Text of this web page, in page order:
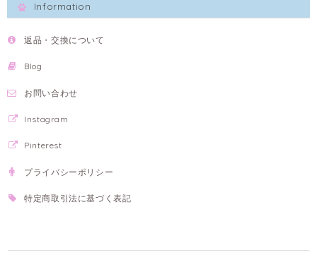
Information
返品・交換について
Blog
お問い合わせ
Instagram
Pinterest
プライバシーポリシー
特定商取引法に基づく表記